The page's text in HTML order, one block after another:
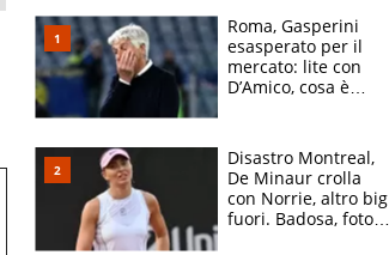
Roma, Gasperini
esasperato per il
mercato: lite con
D’Amico, cosa è
Disastro Montreal,
De Minaur crolla
con Norrie, altro big
fuori. Badosa, foto